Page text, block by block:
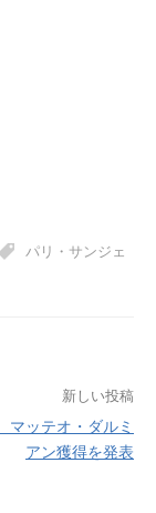
パリ・サンジェ
新しい投稿
マッテオ・ダルミ
アン獲得を発表